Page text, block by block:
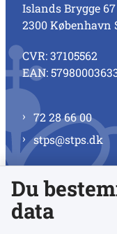
Islands Brygge 67
2300 København
CVR: 37105562
EAN:
72 28 66 00
stps@stps.dk
Se alle
Du
data